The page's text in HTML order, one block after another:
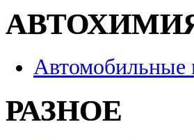
Автомобильные
РАЗНОЕ